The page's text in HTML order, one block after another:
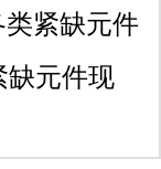
紧缺元件
缺元件现